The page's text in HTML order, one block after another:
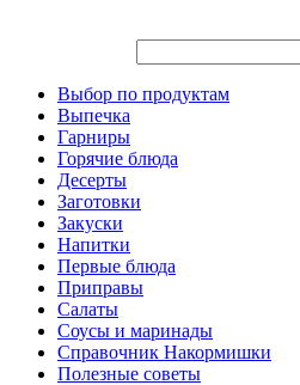
Выбор по продуктам
Выпечка
Гарниры
Горячие блюда
Десерты
Заготовки
Закуски
Напитки
Первые блюда
Приправы
Салаты
Соусы и маринады
Справочник Накормишки
Полезные советы